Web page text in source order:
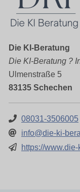
Die KI-Beratung
Die KI-Beratung ?
Ulmenstraße 5
83135 Schechen
08031-3506005
info@die-ki-
https://